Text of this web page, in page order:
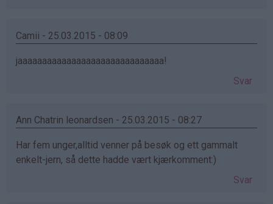
Camii - 25.03.2015 - 08:09
jaaaaaaaaaaaaaaaaaaaaaaaaaaaaaa!
Svar
Ann Chatrin leonardsen - 25.03.2015 - 08:27
Har fem unger,alltid venner på besøk og ett gammalt
enkelt-jern, så dette hadde vært kjærkomment:)
Svar